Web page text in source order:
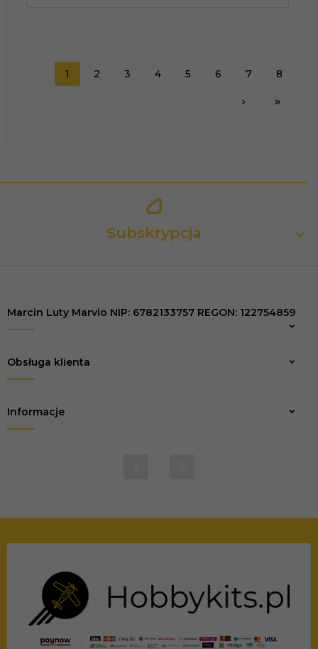
1 2 3 4 5 6 7 8
Subskrypcja
Marcin Luty Marvio NIP: 6782133757 REGON: 122754859
biuro@marvio-rc.pl
Obsługa klienta
Informacje